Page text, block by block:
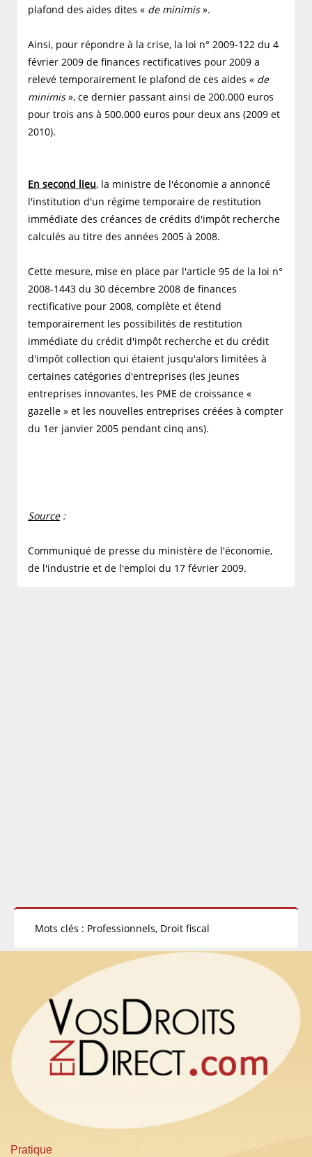
plafond des aides dites « de minimis».
Ainsi, pour répondre à la crise, la loi n° 2009-122 du 4
février 2009 de finances rectificatives pour 2009 a
relevé temporairement le plafond de ces aides « de
minimis», ce dernier passant ainsi de 200.000 euros
pour trois ans à 500.000 euros pour deux ans (2009 et
2010).
En second lieu, la ministre de l'économie a annoncé
l'institution d'un régime temporaire de restitution
immédiate des créances de crédits d'impôt recherche
calculés au titre des années 2005 à 2008.
Cette mesure, mise en place par l'article 95 de la loi n°
2008-1443 du 30 décembre 2008 de finances
rectificative pour 2008, complète et étend
temporairement les possibilités de restitution
immédiate du crédit d'impôt recherche et du crédit
d'impôt collection qui étaient jusqu'alors limitées à
certaines catégories d'entreprises (les jeunes
entreprises innovantes, les PME de croissance «
gazelle » et les nouvelles entreprises créées à compter
du 1er janvier 2005 pendant cinq ans).
Source:
Communiqué de presse du ministère de l'économie,
de l'industrie et de l'emploi du 17 février 2009.
Mots clés : Professionnels, Droit fiscal
Pratique